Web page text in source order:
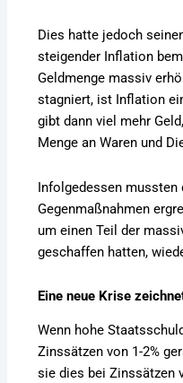
Dies hatte jedoch
steigender Inflation
Geldmenge massiv
stagniert, ist Inflation
gibt dann viel mehr
Menge an Waren und
Infolgedessen mussten
Gegenmaßnahmen
um einen Teil der
geschaffen hatten,
Eine neue Krise
Wenn hohe
Zinssätzen von 1-2%
sie dies bei Zinssätzen